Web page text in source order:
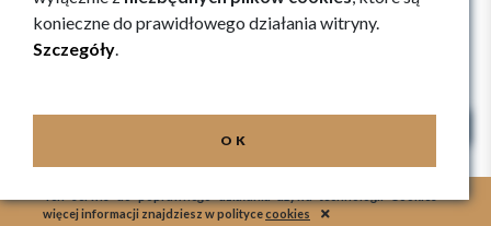
więcej informacji znajdziesz w politycecookies
konieczne do prawidłowego działania witryny.
Szczegóły.
OK